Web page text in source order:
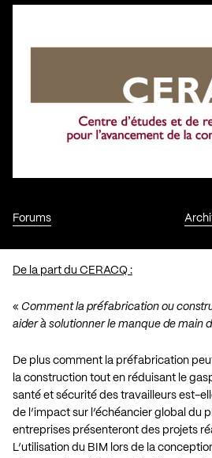
Forums
De la part du CERACQ :
« Comment la préfabrication ou
aider à solutionner le manque de main
De plus comment la préfabrication
la construction tout en réduisant le
santé et sécurité des travailleurs est-
de l’impact sur l’échéancier global du
entreprises présenteront des projets
L’utilisation du BIM lors de la